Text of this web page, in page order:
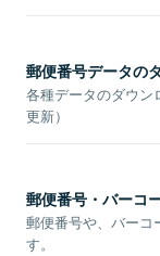
郵便番号データの
各種データのダウン
更新）
郵便番号・バーコ
郵便番号や、バーコ
す。